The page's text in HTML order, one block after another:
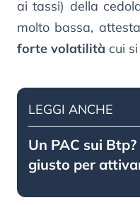
ai tassi) della
molto bassa,
forte volatilità cui
LEGGI ANCHE
Un PAC sui
giusto per